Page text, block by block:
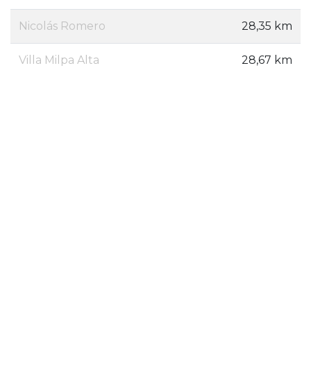
Nicolás Romero 28,35 km
Villa Milpa Alta 28,67 km